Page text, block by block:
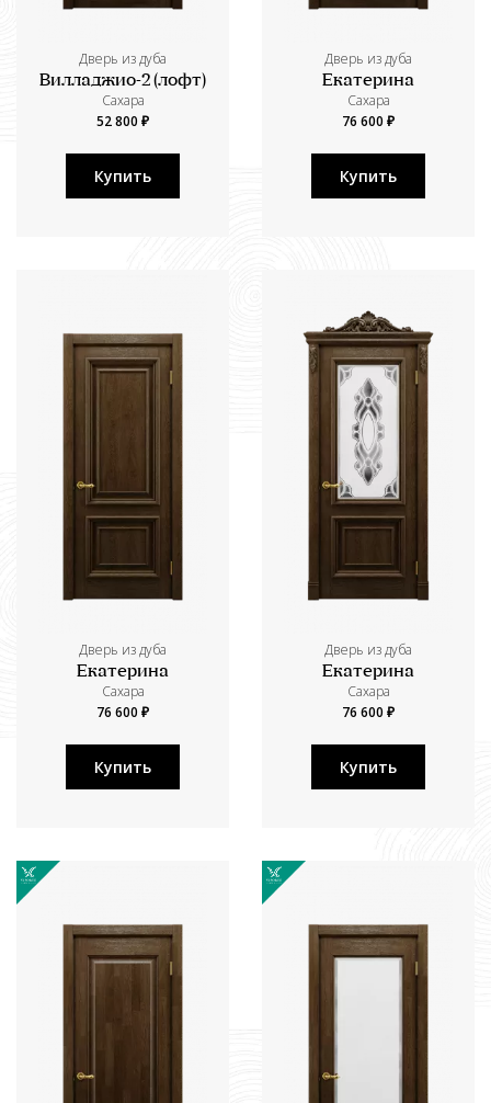
Дверь из дуба
Вилладжио-2 (лофт)
Сахара
52 800 ₽
Купить
Дверь из дуба
Екатерина
Сахара
76 600 ₽
Купить
Дверь из дуба
Екатерина
Сахара
76 600 ₽
Купить
Дверь из дуба
Екатерина
Сахара
76 600 ₽
Купить